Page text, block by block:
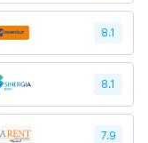
8.1
8.1
7.9